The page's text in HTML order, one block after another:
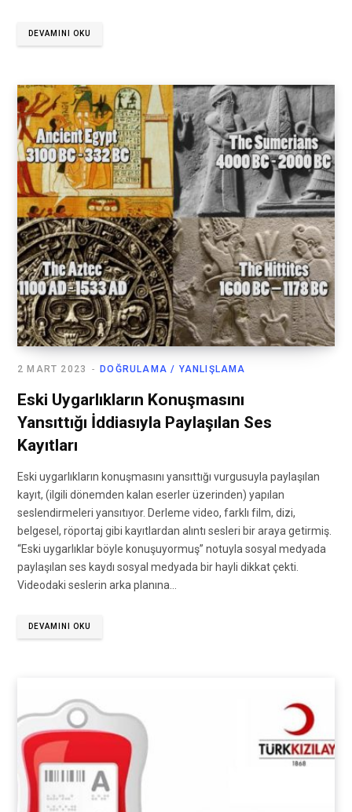
DEVAMINI OKU
DOĞRULAMA / YANLIŞLAMA
2 MART 2023
Eski Uygarlıkların Konuşmasını
Yansıttığı İddiasıyla Paylaşılan Ses
Kayıtları
Eski uygarlıkların konuşmasını yansıttığı vurgusuyla paylaşılan
kayıt, (ilgili dönemden kalan eserler üzerinden) yapılan
seslendirmeleri yansıtıyor. Derleme video, farklı film, dizi,
belgesel, röportaj gibi kayıtlardan alıntı sesleri bir araya getirmiş.
“Eski uygarlıklar böyle konuşuyormuş” notuyla sosyal medyada
paylaşılan ses kaydı sosyal medyada bir hayli dikkat çekti.
Videodaki seslerin arka planına…
DEVAMINI OKU